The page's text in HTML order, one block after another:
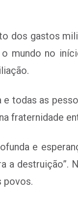
dos gastos
mundo no
todas as
fraternidade
e
a destruição”.
povos.